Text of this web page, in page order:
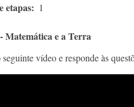
etapas 1
Matemática e a Terra
vídeo e responde às